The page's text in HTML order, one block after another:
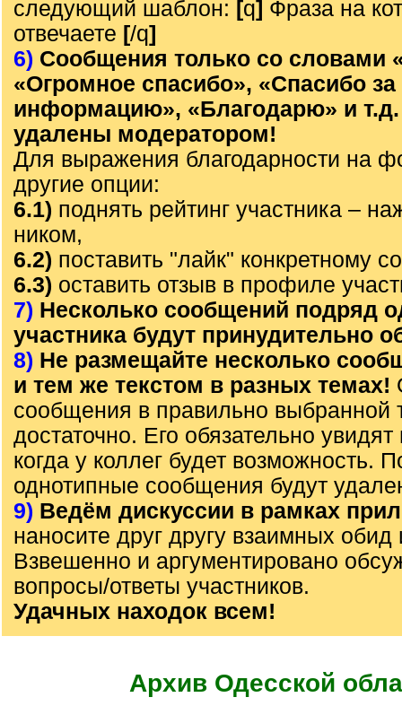
следующий шаблон: [q] Фраза на
отвечаете [/q]
6) Сообщения только со словами
«Огромное спасибо», «Спасибо за
информацию», «Благодарю» и т.д.
удалены модератором!
Для выражения благодарности на
другие опции:
6.1) поднять рейтинг участника –
ником,
6.2) поставить "лайк" конкретному
6.3) оставить отзыв в профиле
7) Несколько сообщений подряд
участника будут принудительно
8) Не размещайте несколько
и тем же текстом в разных темах!
сообщения в правильно выбранной
достаточно. Его обязательно
когда у коллег будет возможность.
однотипные сообщения будут
9) Ведём дискуссии в рамках
наносите друг другу взаимных обид
Взвешенно и аргументировано
вопросы/ответы участников.
Удачных находок всем!
Архив Одесской